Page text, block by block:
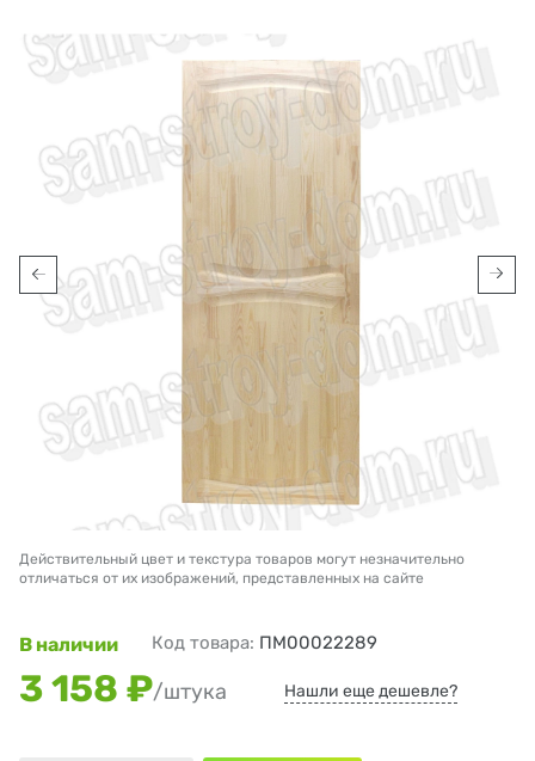
Действительный цвет и текстура товаров могут незначительно
отличаться от их изображений, представленных на сайте
В наличии Код товара: ПМ00022289
3 158 ₽/штука Нашли еще дешевле?